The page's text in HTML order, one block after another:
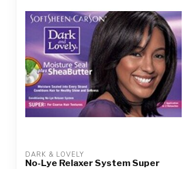
DARK & LOVELY
No-Lye Relaxer System Super